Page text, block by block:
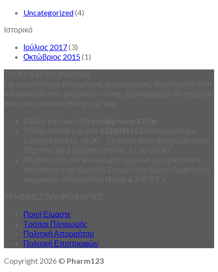
Uncategorized(4)
Ιστορικό
Ιούλιος 2017(3)
Οκτώβριος 2015(1)
Ποιοί Είμαστε
Τρόποι Πληρωμής
Πολιτική Απορρήτου
Πολιτική Επιστροφών
Copyright 2026 © Pharm123